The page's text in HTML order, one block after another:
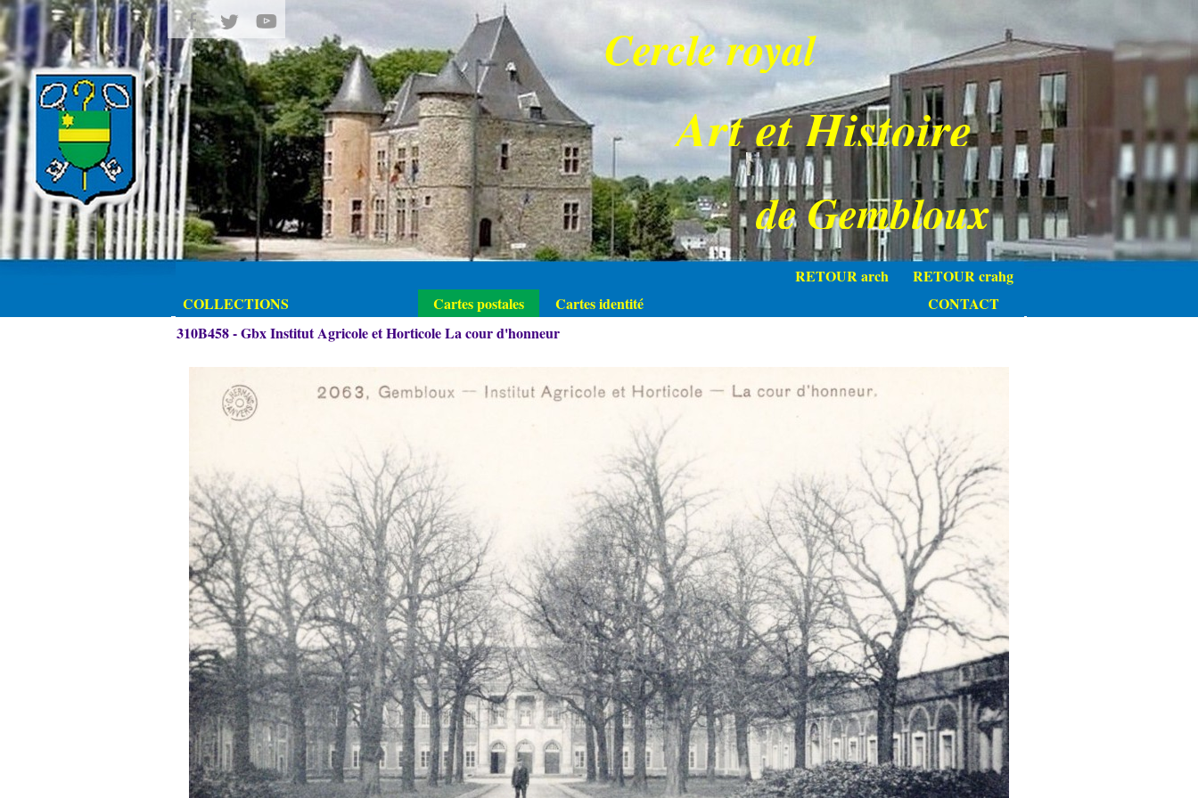
de Gembloux
Art et Histoire
Cercle royal
RETOUR arch
RETOUR crahg
COLLECTIONS
Cartes postales Cartes identité
CONTACT
310B458 - Gbx Institut Agricole et Horticole La cour d'honneur